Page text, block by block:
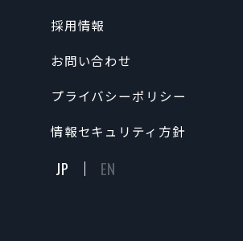
採用情報
お問い合わせ
プライバシーポリシー
情報セキュリティ方針
JP EN